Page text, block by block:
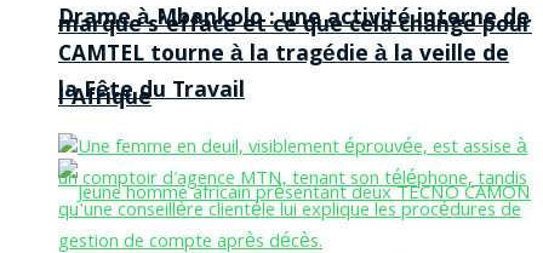
marque s’efface et ce que cela change pour
l’Afrique
Drame à Mbankolo : une activité interne de
CAMTEL tourne à la tragédie à la veille de
la Fête du Travail